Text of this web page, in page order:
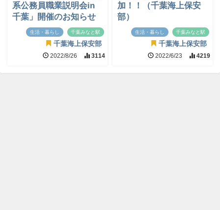
系公務員職業説明会in
千葉」開催のお知らせ
生活・暮らし 千葉みなと駅
千葉海上保安部
2022/8/26 3114
加！！（千葉海上保安
部）
生活・暮らし 千葉みなと駅
千葉海上保安部
2022/6/23 4219